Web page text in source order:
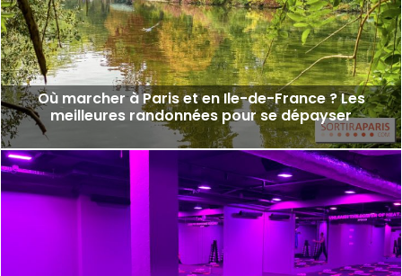
Où marcher à Paris et en Ile-de-France ? Les
meilleures randonnées pour se dépayser